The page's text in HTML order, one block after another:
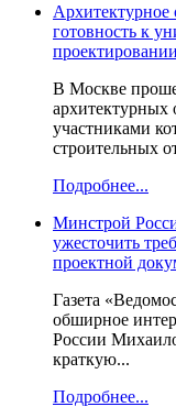
готовность к
проектировании
В Москве
архитектурных
участниками
строительных
Подробнее...
Минстрой
ужесточить
проектной
Газета
обширное
России
краткую...
Подробнее...